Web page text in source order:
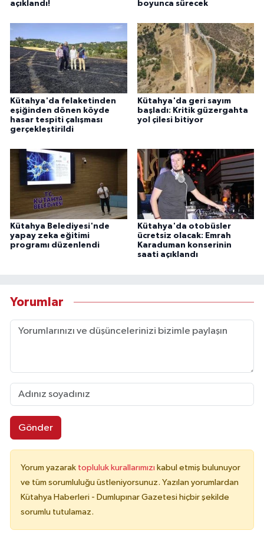
açıklandı!
boyunca sürecek
Kütahya'da felaketinden
eşiğinden dönen köyde
hasar tespiti çalışması
gerçekleştirildi
Kütahya'da geri sayım
başladı: Kritik güzergahta
yol çilesi bitiyor
Kütahya Belediyesi'nde
yapay zeka eğitimi
programı düzenlendi
Kütahya'da otobüsler
ücretsiz olacak: Emrah
Karaduman konserinin
saati açıklandı
Yorumlar
Gönder
Yorum yazarak topluluk kurallarımızı kabul etmiş bulunuyor
ve tüm sorumluluğu üstleniyorsunuz. Yazılan yorumlardan
Kütahya Haberleri - Dumlupınar Gazetesi hiçbir şekilde
sorumlu tutulamaz.